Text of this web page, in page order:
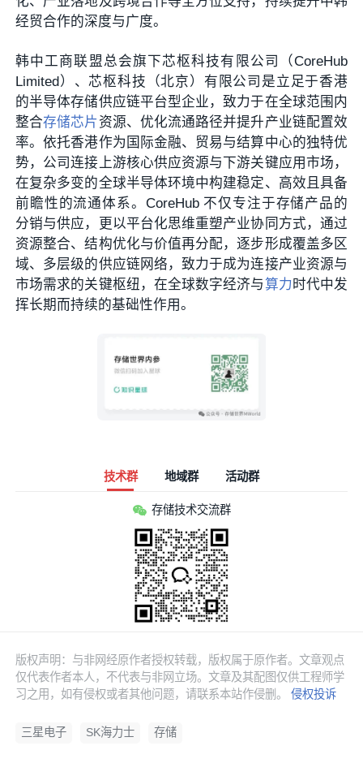
经贸合作的深度与广度。
韩中工商联盟总会旗下芯枢科技有限公司（CoreHub
Limited）、芯枢科技（北京）有限公司是立足于香港
的半导体存储供应链平台型企业，致力于在全球范围内
整合存储芯片 资源、优化流通路径并提升产业链配置效
率。依托香港作为国际金融、贸易与结算中心的独特优
势，公司连接上游核心供应资源与下游关键应用市场，
在复杂多变的全球半导体环境中构建稳定、高效且具备
前瞻性的流通体系。CoreHub 不仅专注于存储产品的
分销与供应，更以平台化思维重塑产业协同方式，通过
资源整合、结构优化与价值再分配，逐步形成覆盖多区
域、多层级的供应链网络，致力于成为连接产业资源与
市场需求的关键枢纽，在全球数字经济与算力时代中发
挥长期而持续的基础性作用。
技术群 地域群 活动群
存储技术交流群
版权声明：与非网经原作者授权转载，版权属于原作者。文章观点
仅代表作者本人，不代表与非网立场。文章及其配图仅供工程师学
习之用，如有侵权或者其他问题，请联系本站作侵删。侵权投诉
三星电子 SK海力士 存储